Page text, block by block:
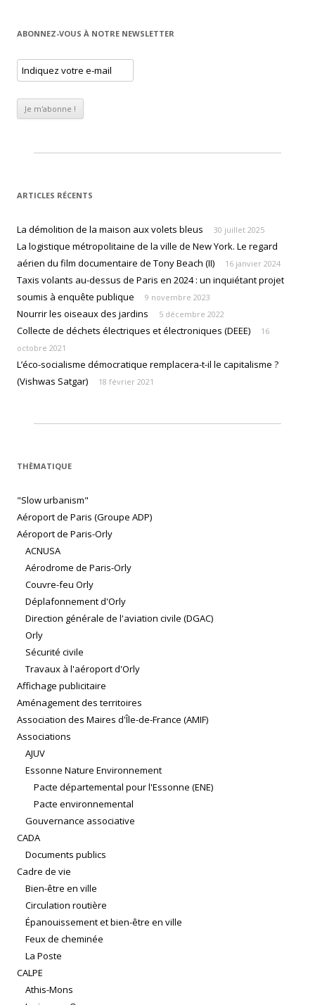
ABONNEZ-VOUS À NOTRE NEWSLETTER
ARTICLES RÉCENTS
La démolition de la maison aux volets bleus 30 juillet 2025
La logistique métropolitaine de la ville de New York. Le regard
aérien du film documentaire de Tony Beach (II)
16 janvier 2024
Taxis volants au-dessus de Paris en 2024 : un inquiétant projet
soumis à enquête publique
9 novembre 2023
Nourrir les oiseaux des jardins 5 décembre 2022
Collecte de déchets électriques et électroniques (DEEE)
16
octobre 2021
L’éco-socialisme démocratique remplacera-t-il le capitalisme ?
(Vishwas Satgar)
18 février 2021
THÈMATIQUE
"Slow urbanism"
Aéroport de Paris (Groupe ADP)
Aéroport de Paris-Orly
ACNUSA
Aérodrome de Paris-Orly
Couvre-feu Orly
Déplafonnement d'Orly
Direction générale de l'aviation civile (DGAC)
Orly
Sécurité civile
Travaux à l'aéroport d'Orly
Affichage publicitaire
Aménagement des territoires
Association des Maires d'Île-de-France (AMIF)
Associations
AJUV
Essonne Nature Environnement
Pacte départemental pour l'Essonne (ENE)
Pacte environnemental
Gouvernance associative
CADA
Documents publics
Cadre de vie
Bien-être en ville
Circulation routière
Épanouissement et bien-être en ville
Feux de cheminée
La Poste
CALPE
Athis-Mons